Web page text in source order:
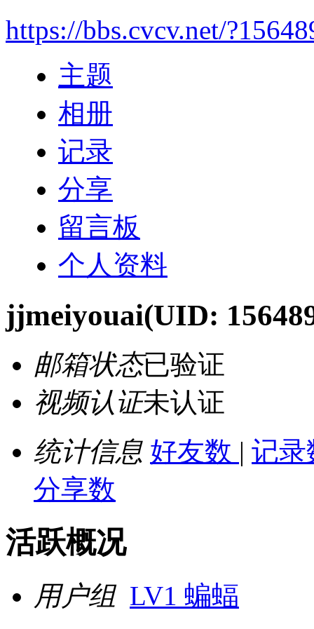
https://bbs.cvcv.net/
主题
相册
记录
分享
留言板
个人资料
jjmeiyouai(UID:
邮箱状态已验证
视频认证未认证
统计信息 好友数 | 记
分享数
活跃概况
用户组 LV1 蝙蝠